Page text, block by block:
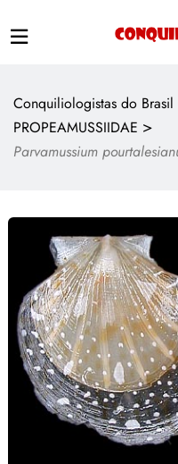
Conquiliologistas do Brasil
PROPEAMUSSIIDAE >
Parvamussium